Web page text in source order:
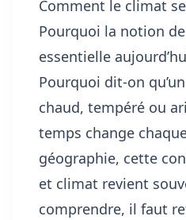
Comment le climat
Pourquoi la notion
essentielle
Pourquoi dit-on
chaud, tempéré ou
temps change
géographie, cette
et climat revient
comprendre, il faut